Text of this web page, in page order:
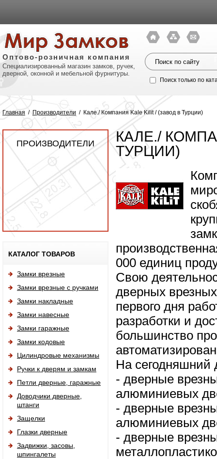
Оптово-розничная компания
Специализированный магазин замков, ручек,
дверной, оконной и мебельной фурнитуры.
Поиск только по
Главная / Производители / Кале./ Компания Kale Kilit / (завод в Турции)
ПРОИЗВОДИТЕЛИ
КАТАЛОГ ТОВАРОВ
Замки врезные
Замки врезные с ручками
Замки накладные
Замки навесные
Замки гаражные
Замки кодовые
Цилиндровые механизмы
Ручки к дверям и замкам
Петли дверные, гаражные
Доводчики дверные,
штанги
Защелки
Глазки дверные
Задвижки, засовы,
шпингалеты
КАЛЕ./
ТУРЦИИ)
000 единиц
Свою
дверных
первого дня
разработки и
большинство
На сегодняшний
- дверные
алюминиевых
- дверные
алюминиевых
- дверные